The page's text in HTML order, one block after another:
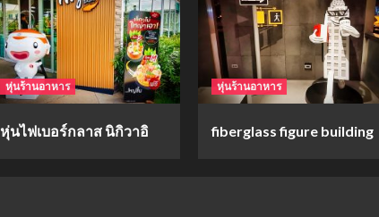
หุ่นร้านอาหาร
หุ่นไฟเบอร์กลาส นิกิวาอิ
หุ่นร้านอาหาร
fiberglass figure building